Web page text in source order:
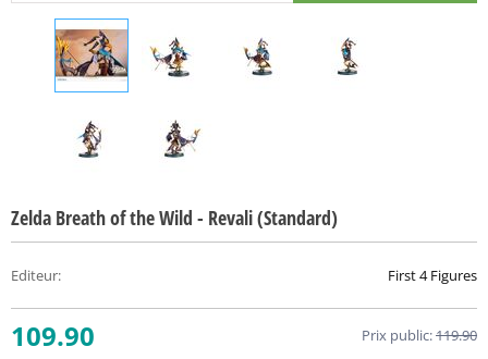
Zelda Breath of the Wild - Revali (Standard)
Editeur: First 4 Figures
109.90 Prix public:119.90